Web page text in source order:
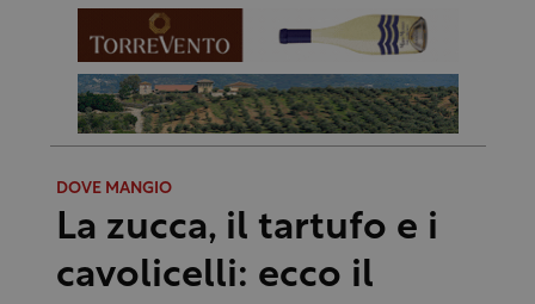
DOVE MANGIO
La zucca, il tartufo e i
cavolicelli: ecco il